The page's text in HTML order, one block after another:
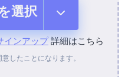
選択
から
インアップ詳細はこちら
意したことになります。